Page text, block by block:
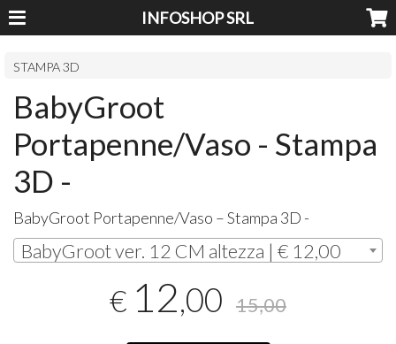
INFOSHOP SRL
STAMPA 3D
BabyGroot
Portapenne/Vaso - Stampa
3D -
BabyGroot Portapenne/Vaso – Stampa 3D -
BabyGroot ver. 12 CM altezza | € 12,00
€ 12,00 15,00